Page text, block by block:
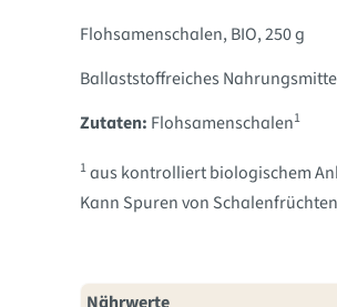
Flohsamenschalen, BIO, 250 g
Ballaststoffreiches
Zutaten: Flohsamenschalen1
1aus kontrolliert biologischem
Kann Spuren von